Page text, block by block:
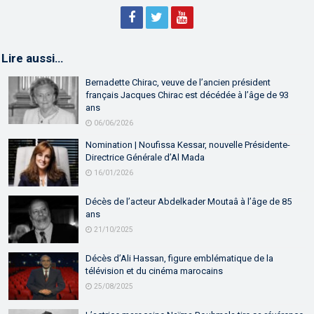
Lire aussi…
Bernadette Chirac, veuve de l’ancien président
français Jacques Chirac est décédée à l’âge de 93
ans
06/06/2026
Nomination | Noufissa Kessar, nouvelle Présidente-
Directrice Générale d’Al Mada
16/01/2026
Décès de l’acteur Abdelkader Moutaâ à l’âge de 85
ans
21/10/2025
Décès d’Ali Hassan, figure emblématique de la
télévision et du cinéma marocains
25/08/2025